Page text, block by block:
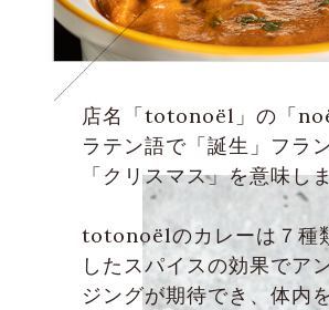
店名「totonoёl」の「
ラテン語で「誕生」フラ
「クリスマス」を意味し
totonoёlのカレーは７種
したスパイスの効果でア
ジングが期待でき、体内